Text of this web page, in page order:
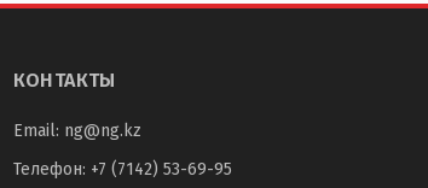
КОНТАКТЫ
Email: ng@ng.kz
Телефон: +7 (7142) 53-69-95